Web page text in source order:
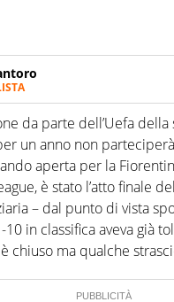
racconta lo sport
Tocca l'apice quando
sulle interviste ai
da parte dell’Uefa
un anno non
aperta per la
è stato l’atto finale
– dal punto di vista
in classifica aveva già
chiuso ma qualche